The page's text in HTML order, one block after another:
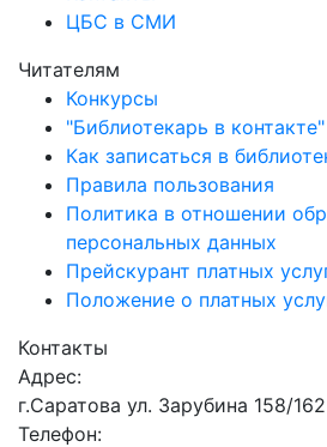
ЦБС в СМИ
Читателям
Конкурсы
"Библиотекарь в контакте"
Как записаться в
Правила пользования
Политика в отношении
персональных данных
Прейскурант платных
Положение о платных
Контакты
Адрес:
г.Саратова ул. Зарубина 158/162
Телефон: